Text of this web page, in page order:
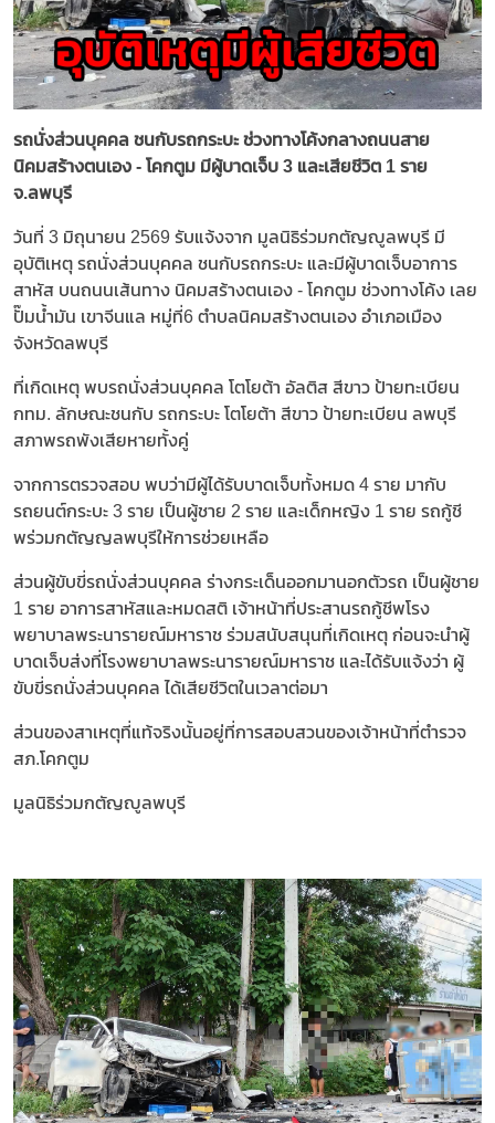
รถนั่งส่วนบุคคล ชนกับรถกระบะ ช่วงทางโค้งกลางถนนสาย
นิคมสร้างตนเอง - โคกตูม มีผู้บาดเจ็บ 3 และเสียชีวิต 1 ราย
จ.ลพบุรี
วันที่ 3 มิถุนายน 2569 รับแจ้งจาก มูลนิธิร่วมกตัญญูลพบุรี มี
อุบัติเหตุ รถนั่งส่วนบุคคล ชนกับรถกระบะ และมีผู้บาดเจ็บอาการ
สาหัส บนถนนเส้นทาง นิคมสร้างตนเอง - โคกตูม ช่วงทางโค้ง เลย
ปั๊มน้ำมัน เขาจีนแล หมู่ที่6 ตำบลนิคมสร้างตนเอง อำเภอเมือง
จังหวัดลพบุรี
ที่เกิดเหตุ พบรถนั่งส่วนบุคคล โตโยต้า อัลติส สีขาว ป้ายทะเบียน
กทม. ลักษณะชนกับ รถกระบะ โตโยต้า สีขาว ป้ายทะเบียน ลพบุรี
สภาพรถพังเสียหายทั้งคู่
จากการตรวจสอบ พบว่ามีผู้ได้รับบาดเจ็บทั้งหมด 4 ราย มากับ
รถยนต์กระบะ 3 ราย เป็นผู้ชาย 2 ราย และเด็กหญิง 1 ราย รถกู้ชี
พร่วมกตัญญลพบุรีให้การช่วยเหลือ
ส่วนผู้ขับขี่รถนั่งส่วนบุคคล ร่างกระเด็นออกมานอกตัวรถ เป็นผู้ชาย
1 ราย อาการสาหัสและหมดสติ เจ้าหน้าที่ประสานรถกู้ชีพโรง
พยาบาลพระนารายณ์มหาราช ร่วมสนับสนุนที่เกิดเหตุ ก่อนจะนำผู้
บาดเจ็บส่งที่โรงพยาบาลพระนารายณ์มหาราช และได้รับแจ้งว่า ผู้
ขับขี่รถนั่งส่วนบุคคล ได้เสียชีวิตในเวลาต่อมา
ส่วนของสาเหตุที่แท้จริงนั้นอยู่ที่การสอบสวนของเจ้าหน้าที่ตำรวจ
สภ.โคกตูม
มูลนิธิร่วมกตัญญูลพบุรี